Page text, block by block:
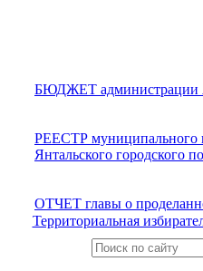
БЮДЖЕТ
РЕЕСТР муниципального
Янтальского городского
ОТЧЕТ главы о
Территориальная